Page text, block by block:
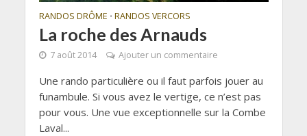
RANDOS DRÔME • RANDOS VERCORS
La roche des Arnauds
7 août 2014 Ajouter un commentaire
Une rando particulière ou il faut parfois jouer au
funambule. Si vous avez le vertige, ce n’est pas
pour vous. Une vue exceptionnelle sur la Combe
Laval...